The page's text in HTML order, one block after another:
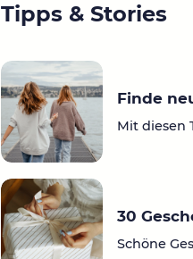
Tipps & Stories
Finde
Mit diesen
30
Schöne